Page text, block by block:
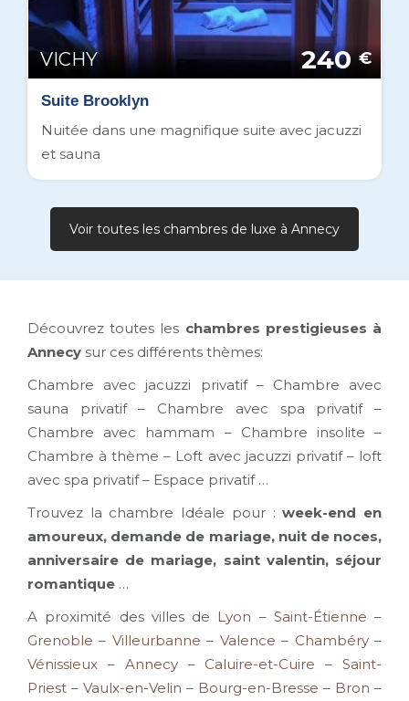
VICHY 240 €
Suite Brooklyn
Nuitée dans une magnifique suite avec jacuzzi
et sauna
Voir toutes les chambres de luxe à Annecy
Découvrez toutes les chambres prestigieuses à
Annecy sur ces différents thèmes:
Chambre avec jacuzzi privatif – Chambre avec
sauna privatif – Chambre avec spa privatif –
Chambre avec hammam – Chambre insolite –
Chambre à thème – Loft avec jacuzzi privatif – loft
avec spa privatif – Espace privatif …
Trouvez la chambre Idéale pour :week-end en
amoureux, demande de mariage, nuit de noces,
anniversaire de mariage, saint valentin, séjour
romantique …
A proximité des villes de Lyon – Saint-Étienne –
Grenoble – Villeurbanne – Valence – Chambéry–
Vénissieux – Annecy– Caluire-et-Cuire –Saint-
Priest – Vaulx-en-Velin – Bourg-en-Bresse – Bron –